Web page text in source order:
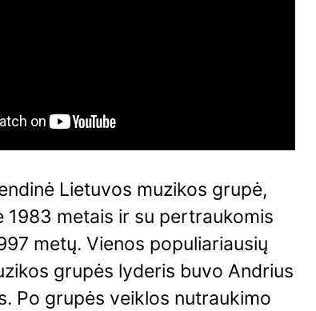
Lietuvos muzikos grupė,
1983 metais ir su pertraukomis
metų. Vienos populiariausių
grupės lyderis buvo Andrius
Po grupės veiklos nutraukimo